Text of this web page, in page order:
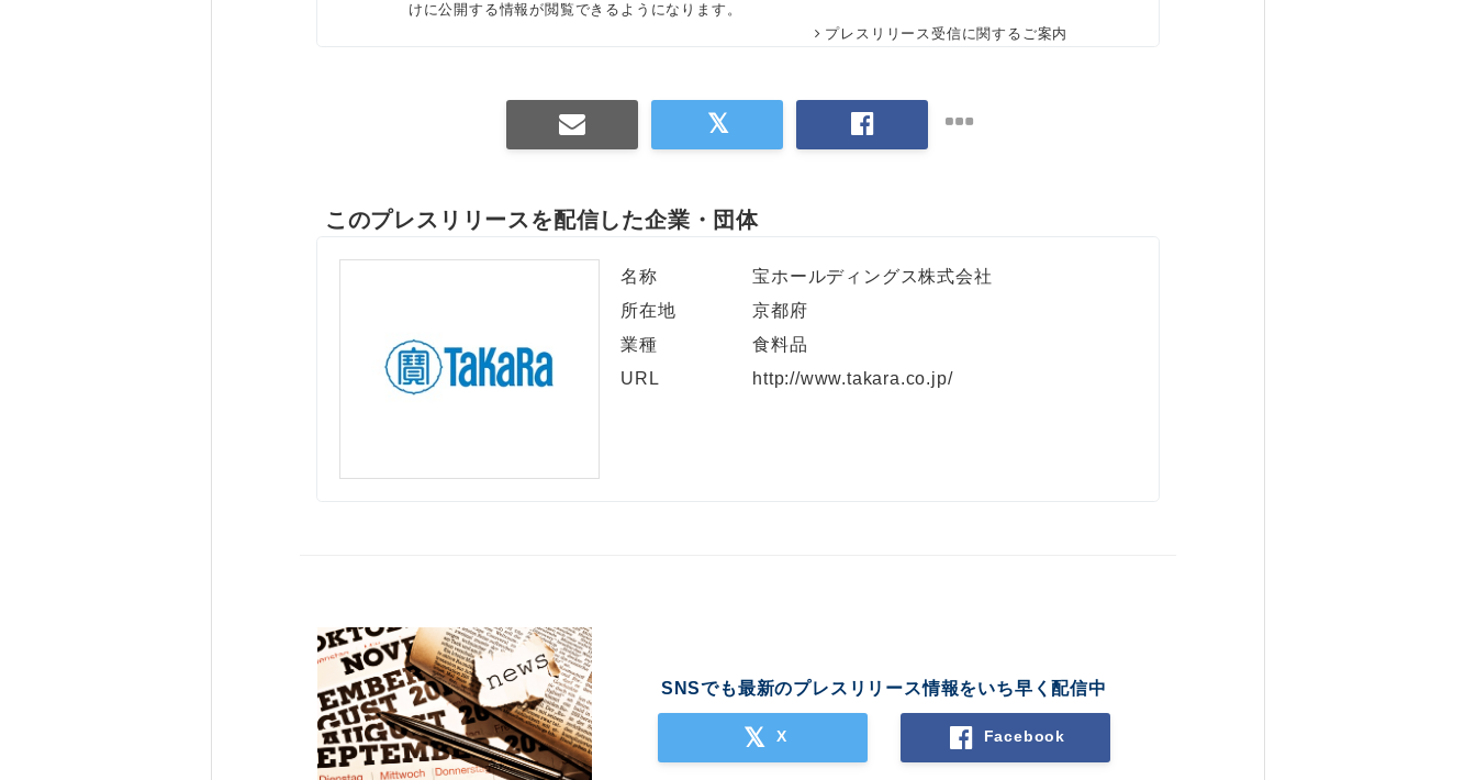
けに公開する情報が閲覧できるようになります。
プレスリリース受信に関するご案内
このプレスリリースを配信した企業・団体
名称
宝ホールディングス株式会社
所在地
京都府
業種
食料品
URL
http://www.takara.co.jp/
SNSでも最新のプレスリリース情報をいち早く配信中
X Facebook